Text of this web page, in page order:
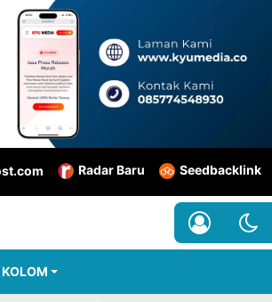
Radar Baru Seedbacklink
KOLOM